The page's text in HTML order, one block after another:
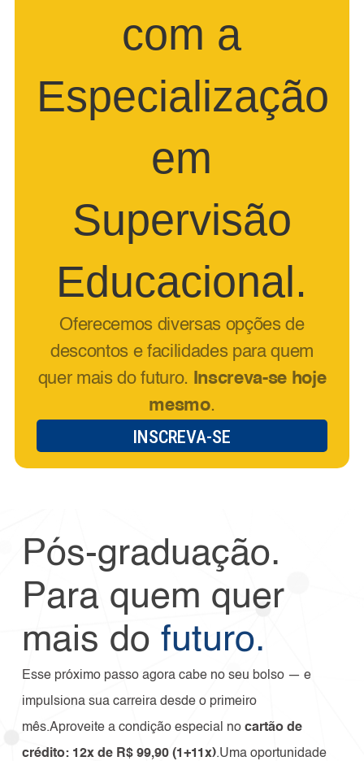
com a
Especialização
em
Supervisão
Educacional.
Oferecemos diversas opções de
descontos e facilidades para quem
quer mais do futuro.
Inscreva-se hoje
mesmo.
INSCREVA-SE
Pós-graduação.
Para quem quer
mais do futuro.
Esse próximo passo agora cabe no seu bolso — e
impulsiona sua carreira desde o primeiro
mês.Aproveite a condição especial no cartão de
crédito: 12x de R$ 99,90 (1+11x).Uma oportunidade